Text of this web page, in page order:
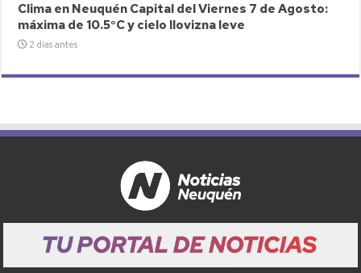
Clima en Neuquén Capital del Viernes 7 de Agosto:
máxima de 10.5°C y cielo llovizna leve
2 días antes